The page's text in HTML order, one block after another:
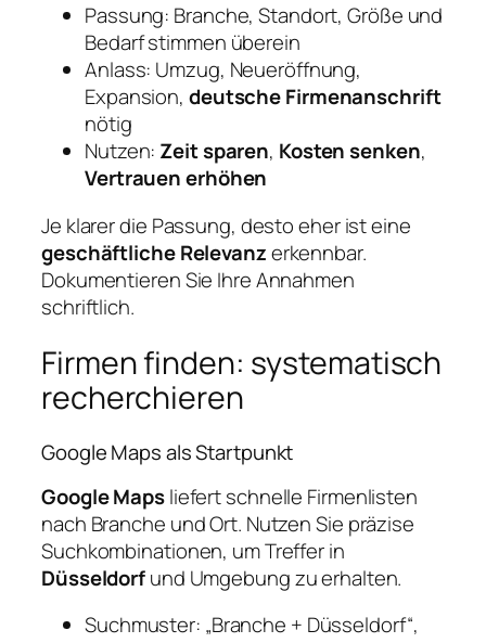
Passung: Branche, Standort, Größe und
Bedarf stimmen überein
Anlass: Umzug, Neueröffnung,
Expansion, deutsche Firmenanschrift
nötig
Nutzen: Zeit sparen, Kosten senken,
Vertrauen erhöhen
Je klarer die Passung, desto eher ist eine
geschäftliche Relevanzerkennbar.
Dokumentieren Sie Ihre Annahmen
schriftlich.
Firmen finden: systematisch
recherchieren
Google Maps als Startpunkt
Google Mapsliefert schnelle Firmenlisten
nach Branche und Ort. Nutzen Sie präzise
Suchkombinationen, um Treffer in
Düsseldorfund Umgebung zu erhalten.
Suchmuster: „Branche + Düsseldorf“,